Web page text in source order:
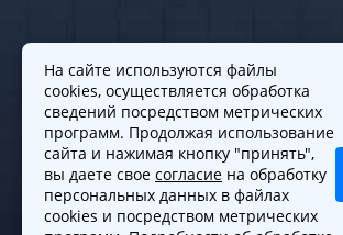
Политики и правила
Политика обработки персональных
данных
Согласие на обработку cookies
Согласие на обработку персональных
данных
На сайте используются файлы
cookies, осуществляется обработка
сведений посредством метрических
программ. Продолжая использование
сайта и нажимая кнопку "принять",
вы даете свое согласие на обработку
персональных данных в файлах
cookies и посредством метрических